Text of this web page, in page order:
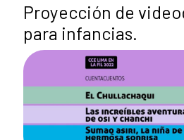
Proyección de
para infancias.